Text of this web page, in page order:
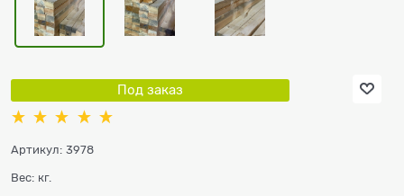
Под заказ
Артикул: 3978
Вес: кг.